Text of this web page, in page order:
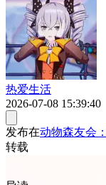
热爱生活
2026-07-08 15:39:40
发布在动物森友会
转载